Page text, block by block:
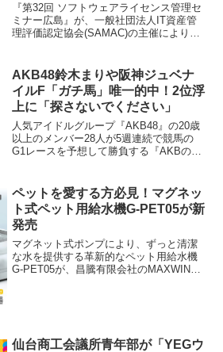
『第32回 ソフトウェアライセンス管理セ
ミナー広島』が、一般社団法人IT資産管
理評価認定協会(SAMAC)の主催により、
40分会場：ホテルエスプ...
AKB48鈴木まりや阪神ジュベナ
イルF「ガチ馬」唯一的中！2位浮
上に「探さないでください」
人気アイドルグループ『AKB48』の20歳
以上のメンバー28人が5週連続で競馬の
G1レースを予想して勝負する『AKBのガ
まりや（21、SNH48）がメンバーで唯...
ペットを愛する方必見！マグネッ
ト式ペット用給水機G-PET05が新
発売
マグネット式ポンプにより、ずっと清潔
な水を提供する革新的なペット用給水機
G-PET05が、昌騰有限会社のMAXWINか
仙台商工会議所青年部が「YEGウ